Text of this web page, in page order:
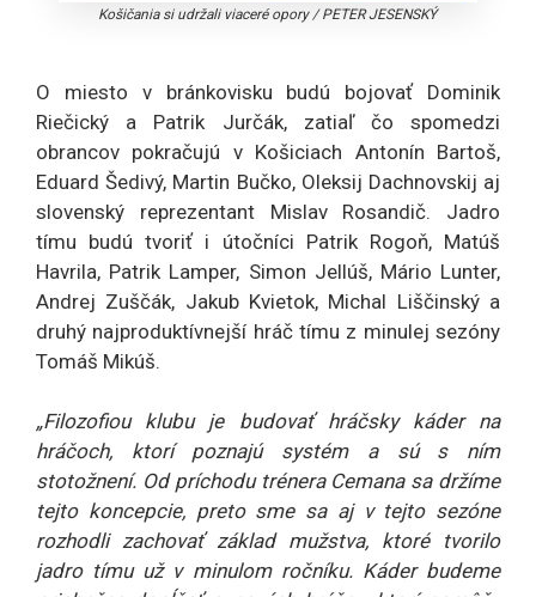
Košičania si udržali viaceré opory/PETER JESENSKÝ
O miesto v bránkovisku budú bojovať Dominik
Riečický a Patrik Jurčák, zatiaľ čo spomedzi
obrancov pokračujú v Košiciach Antonín Bartoš,
Eduard Šedivý, Martin Bučko, Oleksij Dachnovskij aj
slovenský reprezentant Mislav Rosandič. Jadro
tímu budú tvoriť i útočníci Patrik Rogoň, Matúš
Havrila, Patrik Lamper, Simon Jellúš, Mário Lunter,
Andrej Zuščák, Jakub Kvietok, Michal Liščinský a
druhý najproduktívnejší hráč tímu z minulej sezóny
Tomáš Mikúš.
„Filozofiou klubu je budovať hráčsky káder na
hráčoch, ktorí poznajú systém a sú s ním
stotožnení. Od príchodu trénera Cemana sa držíme
tejto koncepcie, preto sme sa aj v tejto sezóne
rozhodli zachovať základ mužstva, ktoré tvorilo
jadro tímu už v minulom ročníku. Káder budeme